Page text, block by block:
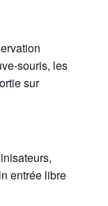
souris, les
sur
entrée libre